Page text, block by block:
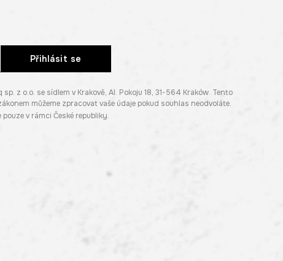
Přihlásit se
z o.o. se sídlem v Krakově, Al. Pokoju 18, 31-564 Kraków. Tento
můžeme zpracovat vaše údaje pokud souhlas neodvoláte.
pouze v rámci České republiky.